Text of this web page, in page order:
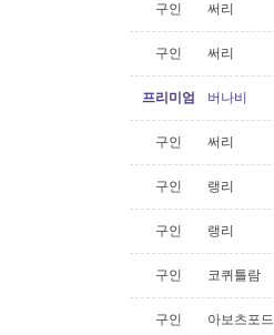
구인 써리
구인 써리
프리미엄 버나비
구인 써리
구인 랭리
구인 랭리
구인 코퀴틀람
구인 아보츠포드